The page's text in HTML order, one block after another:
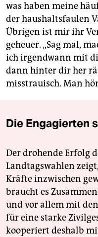
was haben meine
der haushaltsfaulen
Übrigen ist mir ihr
geheuer. „Sag mal,
ich irgendwann mit
dann hinter dir her
misstrauisch. Man
Die Engagierten
Der drohende Erfolg
Landtagswahlen
Kräfte inzwischen
braucht es
und vor allem mit
für eine starke
kooperiert deshalb